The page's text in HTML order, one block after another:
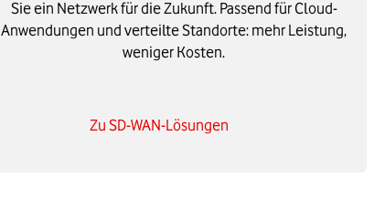
Sie ein Netzwerk für die Zukunft. Passend für Cloud-
Anwendungen und verteilte Standorte: mehr Leistung,
weniger Kosten.
Zu SD-WAN-Lösungen